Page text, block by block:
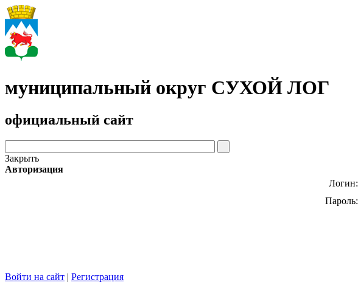
муниципальный округ СУХОЙ ЛОГ
официальный сайт
Закрыть
Авторизация
Логин:
Пароль:
Войти на сайт | Регистрация